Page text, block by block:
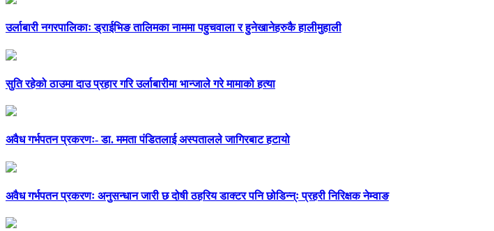
उर्लाबारी नगरपालिकाः ड्राईभिङ तालिमका नाममा पहुचवाला र हुनेखानेहरुकै हालीमुहाली
सुति रहेको ठाउमा दाउ प्रहार गरि उर्लाबारीमा भान्जाले गरे मामाको हत्या
अवैध गर्भपतन प्रकरणः- डा. ममता पंडितलाई अस्पतालले जागिरबाट हटायो
अवैध गर्भपतन प्रकरणः अनुसन्धान जारी छ दोषी ठहरिय डाक्टर पनि छोडिन्न्ः प्रहरी निरिक्षक नेम्वाङ